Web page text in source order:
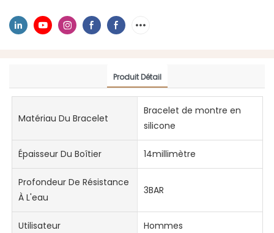
Produit Détail
Matériau Du Bracelet
Bracelet de montre en
silicone
Épaisseur Du Boîtier 14millimètre
Profondeur De Résistance
À L'eau
3BAR
Utilisateur Hommes